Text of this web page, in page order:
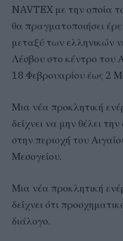
NAVTEX με την οποία
θα πραγματοποιήσει
μεταξύ των ελληνικών
Λέσβου στο κέντρο του
18 Φεβρουαρίου έως 2
Μια νέα προκλητική
δείχνει να μην θέλει
στην περιοχή του
Μεσογείου.
Μια νέα προκλητική
δείχνει ότι
διάλογο.